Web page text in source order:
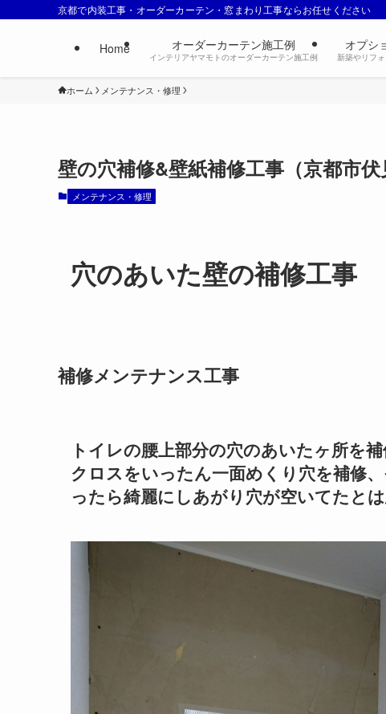
京都で内装工事・オーダーカーテン・窓まわり工事ならお任せください
Home オーダーカーテン施工例
インテリアヤマモトのオーダーカーテン施工例
オプシ
新築やリフ
ホーム メンテナンス・修理
壁の穴補修&壁紙補修工事（京都市伏
メンテナンス・修理
穴のあいた壁の補修工事
補修メンテナンス工事
トイレの腰上部分の穴のあいたヶ所を
クロスをいったん一面めくり穴を補修
ったら綺麗にしあがり穴が空いてたと